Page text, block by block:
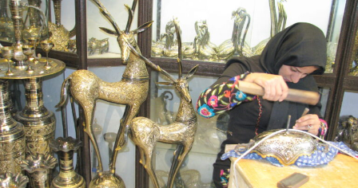
g
o
3
г
о
д
а
a
g
o
а
ш
х
а
д
и
В
л
а
д
и
м